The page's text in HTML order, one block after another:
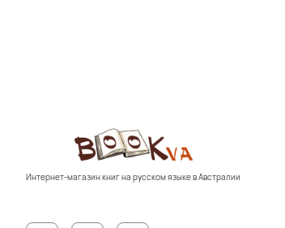
Интернет-магазин книг на русском языке в Австралии